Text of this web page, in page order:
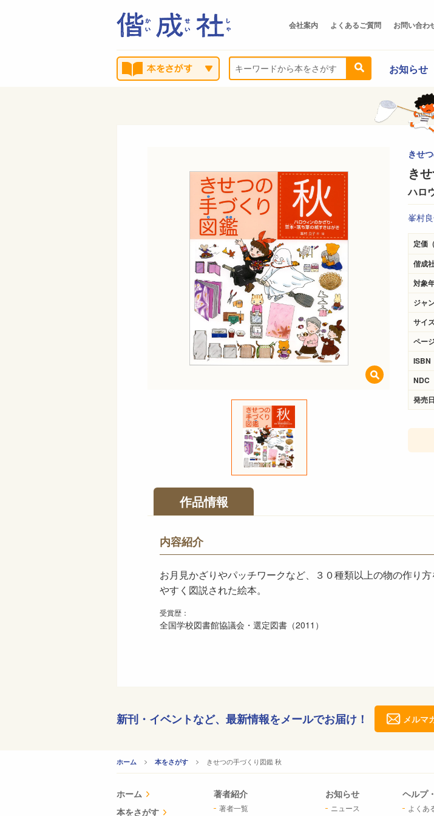
会社案内 よくあるご質問 お問い合わ
お知らせ
きせ
き
ハロ
峯村
定価
偕成
対象
ジャ
サイ
ペー
ISBN
NDC
発売日
作品情報
内容紹介
お月見かざりやパッチワークなど、３０種類以上の物の作り
やすく図説された絵本。
受賞歴：
全国学校図書館協議会・選定図書（2011）
新刊・イベントなど、 最新情報をメールでお届け！ メルマ
ホーム 本をさがす CURRENT:
きせつの手づくり図鑑 秋
ホーム
本をさがす
著者紹介
著者一覧
お知らせ
ニュース
ヘルプ
よくあ